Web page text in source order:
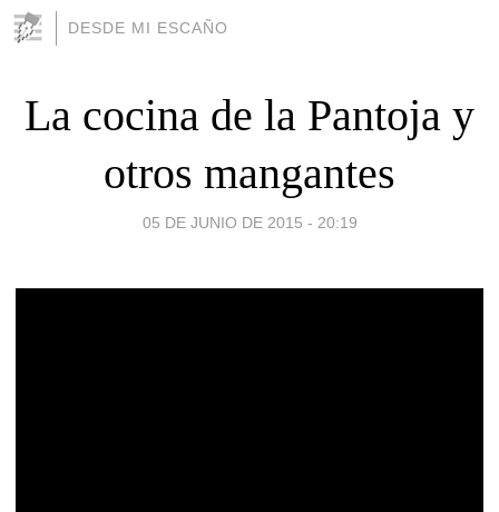
DESDE MI ESCAÑO
La cocina de la Pantoja y
otros mangantes
05 DE JUNIO DE 2015 - 20:19